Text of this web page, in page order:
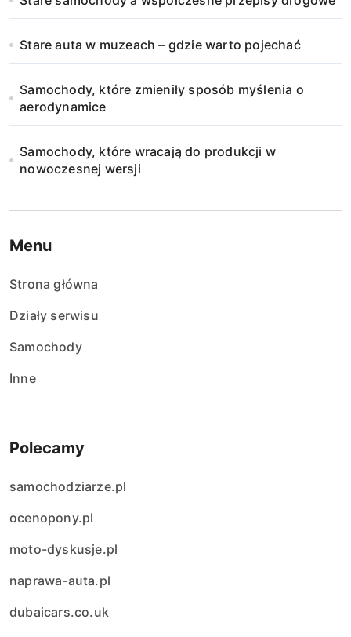
Stare auta w muzeach – gdzie warto pojechać
Samochody, które zmieniły sposób myślenia o
aerodynamice
Samochody, które wracają do produkcji w
nowoczesnej wersji
Menu
Strona główna
Działy serwisu
Samochody
Inne
Polecamy
samochodziarze.pl
ocenopony.pl
moto-dyskusje.pl
naprawa-auta.pl
dubaicars.co.uk